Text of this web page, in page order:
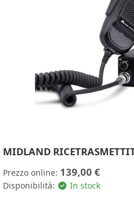
MIDLAND
Prezzo online: 139,00 €
Disponibilità: In stock